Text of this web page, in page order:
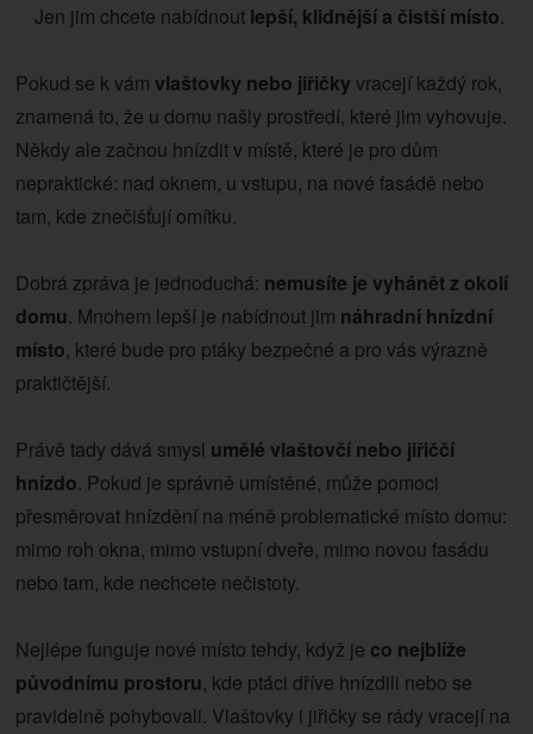
Jen jim chcete nabídnout lepší, klidnější a čistší místo.
Pokud se k vámvlaštovky nebo jiřičky vracejí každý rok,
znamená to, že u domu našly prostředí, které jim vyhovuje.
Někdy ale začnou hnízdit v místě, které je pro dům
nepraktické: nad oknem, u vstupu, na nové fasádě nebo
tam, kde znečišťují omítku.
Dobrá zpráva je jednoduchá: nemusíte je vyhánět z okolí
domu. Mnohem lepší je nabídnout jim náhradní hnízdní
místo, které bude pro ptáky bezpečné a pro vás výrazně
praktičtější.
Právě tady dává smysl umělé vlaštovčí nebo jiřiččí
hnízdo. Pokud je správně umístěné, může pomoci
přesměrovat hnízdění na méně problematické místo domu:
mimo roh okna, mimo vstupní dveře, mimo novou fasádu
nebo tam, kde nechcete nečistoty.
Nejlépe funguje nové místo tehdy, když je co nejblíže
původnímu prostoru, kde ptáci dříve hnízdili nebo se
pravidelně pohybovali. Vlaštovky i jiřičky se rády vracejí na